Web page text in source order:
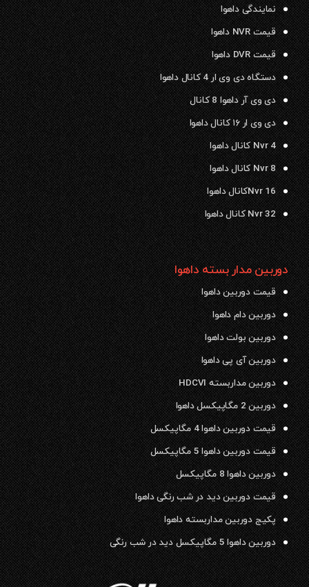
نمایندگی داهوا
قیمت NVR داهوا
قیمت DVR داهوا
دستگاه دی وی ار 4 کانال داهوا
دی وی آر داهوا 8 کانال
دی وی ار ۱۶ کانال داهوا
Nvr 4 کانال داهوا
Nvr 8 کانال داهوا
Nvr 16کانال داهوا
Nvr 32 کانال داهوا
دوربین مدار بسته داهوا
قیمت دوربین داهوا
دوربین دام داهوا
دوربین بولت داهوا
دوربین آی پی داهوا
دوربین مداربسته HDCVI
دوربین 2 مگاپیکسل داهوا
قیمت دوربین داهوا 4 مگاپیکسل
قیمت دوربین داهوا 5 مگاپیکسل
دوربین داهوا 8 مگاپیکسل
قیمت دوربین دید در شب رنگی داهوا
پکیج دوربین مداربسته داهوا
دوربین داهوا 5 مگاپیکسل دید در شب رنگی